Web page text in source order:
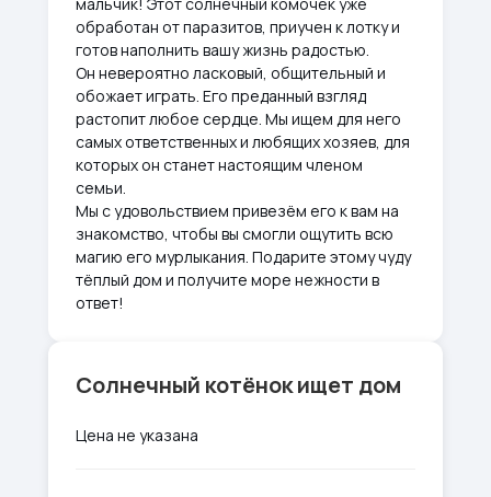
обработан от паразитов, приучен к лотку и
готов наполнить вашу жизнь радостью.
Он невероятно ласковый, общительный и
обожает играть. Его преданный взгляд
растопит любое сердце. Мы ищем для него
самых ответственных и любящих хозяев, для
которых он станет настоящим членом
семьи.
Мы с удовольствием привезём его к вам на
знакомство, чтобы вы смогли ощутить всю
магию его мурлыкания. Подарите этому чуду
тёплый дом и получите море нежности в
ответ!
Солнечный котёнок ищет дом
Цена не указана